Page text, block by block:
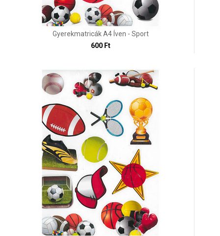
Gyerekmatricák A4 Íven - Sport
600 Ft